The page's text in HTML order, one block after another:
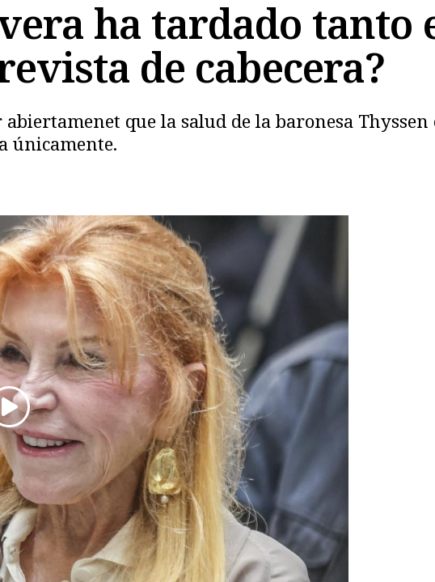
ha tardado tanto
de cabecera?
que la salud de la baronesa Thyssen
únicamente.